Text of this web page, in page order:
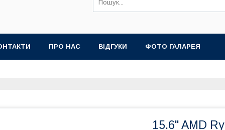
ПРО НАС ВІДГУКИ ФОТО ГАЛАРЕЯ
15.6" AMD